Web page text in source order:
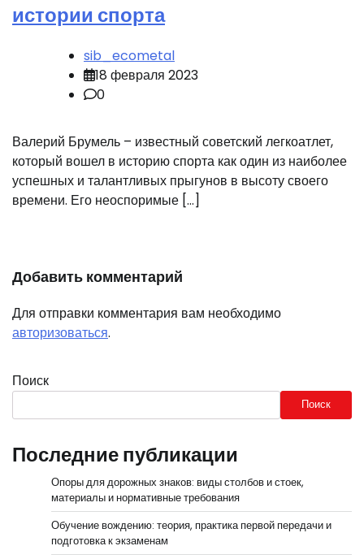
истории спорта
sib_ecometal
18 февраля 2023
0
Валерий Брумель – известный советский легкоатлет,
который вошел в историю спорта как один из наиболее
успешных и талантливых прыгунов в высоту своего
времени. Его неоспоримые […]
Добавить комментарий
Для отправки комментария вам необходимо
авторизоваться.
Поиск
Поиск
Последние публикации
Опоры для дорожных знаков: виды столбов и стоек,
материалы и нормативные требования
Обучение вождению: теория, практика первой передачи и
подготовка к экзаменам